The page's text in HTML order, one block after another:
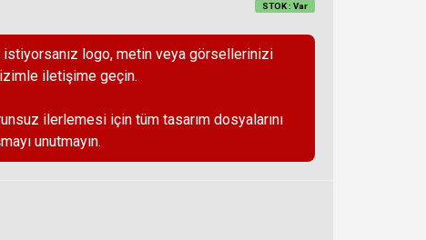
STOK : Var
istiyorsanız logo, metin veya görsellerinizi
iletişime geçin.
ilerlemesi için tüm tasarım dosyalarını
unutmayın.